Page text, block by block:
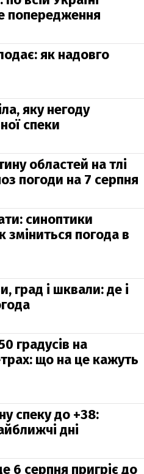
попередження
як надовго
яку негоду
спеки
областей на тлі
погоди на 7 серпня
синоптики
зміниться погода в
град і шквали: де і
градусів на
що на це кажуть
спеку до +38:
дні
6 серпня пригріє до